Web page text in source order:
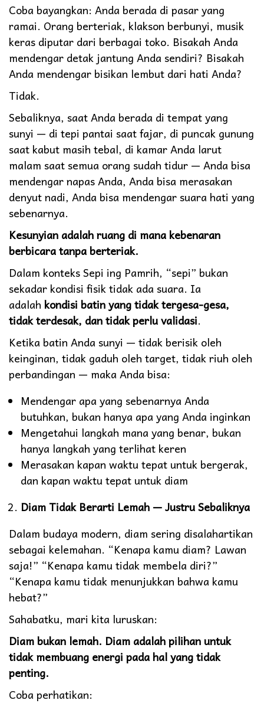
Coba bayangkan: Anda berada di pasar yang
ramai. Orang berteriak, klakson berbunyi, musik
keras diputar dari berbagai toko. Bisakah Anda
mendengar detak jantung Anda sendiri? Bisakah
Anda mendengar bisikan lembut dari hati Anda?
Tidak.
Sebaliknya, saat Anda berada di tempat yang
sunyi — di tepi pantai saat fajar, di puncak gunung
saat kabut masih tebal, di kamar Anda larut
malam saat semua orang sudah tidur — Anda bisa
mendengar napas Anda, Anda bisa merasakan
denyut nadi, Anda bisa mendengar suara hati yang
sebenarnya.
Kesunyian adalah ruang di mana kebenaran
berbicara tanpa berteriak.
Dalam konteks Sepi ing Pamrih, “sepi” bukan
sekadar kondisi fisik tidak ada suara. Ia
adalah kondisi batin yang tidak tergesa-gesa,
tidak terdesak, dan tidak perlu validasi.
Ketika batin Anda sunyi — tidak berisik oleh
keinginan, tidak gaduh oleh target, tidak riuh oleh
perbandingan — maka Anda bisa:
Mendengar apa yang sebenarnya Anda
butuhkan, bukan hanya apa yang Anda inginkan
Mengetahui langkah mana yang benar, bukan
hanya langkah yang terlihat keren
Merasakan kapan waktu tepat untuk bergerak,
dan kapan waktu tepat untuk diam
Diam Tidak Berarti Lemah — Justru Sebaliknya
Dalam budaya modern, diam sering disalahartikan
sebagai kelemahan. “Kenapa kamu diam? Lawan
saja!” “Kenapa kamu tidak membela diri?”
“Kenapa kamu tidak menunjukkan bahwa kamu
hebat?”
Sahabatku, mari kita luruskan:
Diam bukan lemah. Diam adalah pilihan untuk
tidak membuang energi pada hal yang tidak
penting.
Coba perhatikan: